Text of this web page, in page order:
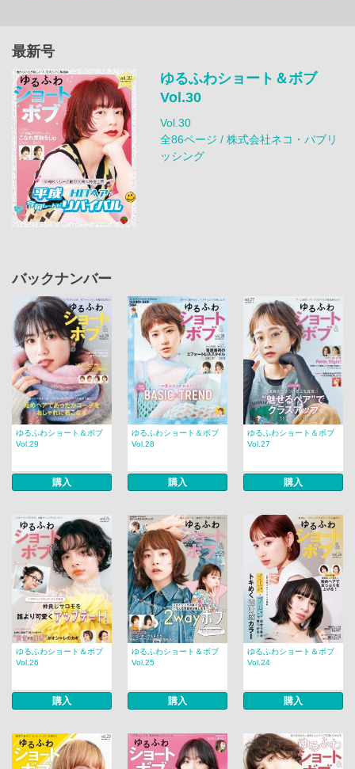
最新号
ゆるふわショート＆ボブ
Vol.30
Vol.30
全86ページ / 株式会社ネコ・パブリ
ッシング
バックナンバー
ゆるふわショート＆ボブ
Vol.29
購入
ゆるふわショート＆ボブ
Vol.28
購入
ゆるふわショート＆ボブ
Vol.27
購入
ゆるふわショート＆ボブ
Vol.26
購入
ゆるふわショート＆ボブ
Vol.25
購入
ゆるふわショート＆ボブ
Vol.24
購入